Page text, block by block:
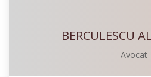
BERCULESCU
Avocat